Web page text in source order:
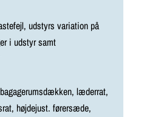
udstyrs variation på
i udstyr samt
læderrat,
højdejust. førersæde,